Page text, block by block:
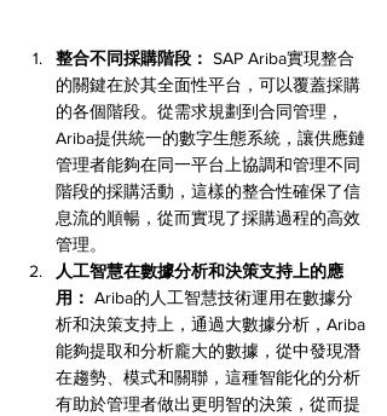
整合不同採購階段： SAP Ariba實現整合
的關鍵在於其全面性平台，可以覆蓋採購
的各個階段。從需求規劃到合同管理，
Ariba提供統一的數字生態系統，讓供應鏈
管理者能夠在同一平台上協調和管理不同
階段的採購活動，這樣的整合性確保了信
息流的順暢，從而實現了採購過程的高效
管理。
人工智慧在數據分析和決策支持上的應
用： Ariba的人工智慧技術運用在數據分
析和決策支持上，通過大數據分析，Ariba
能夠提取和分析龐大的數據，從中發現潛
在趨勢、模式和關聯，這種智能化的分析
有助於管理者做出更明智的決策，從而提